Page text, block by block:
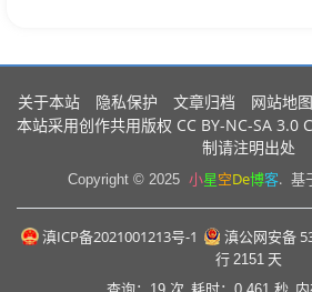
关于本站 隐私保护 文章归档 网站地图
本站采用创作共用版权 CC BY-NC-SA 3.0
制请注明出处
Copyright © 2025 小星空De博客. 基
滇ICP备2021001213号-1 滇公网安备
行 2151 天